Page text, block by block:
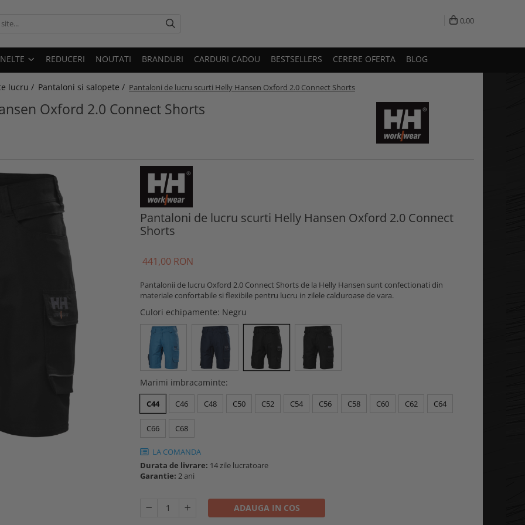
0,00
REDUCERI NOUTATI BRANDURI CARDURI CADOU BESTSELLERS CERERE OFERTA BLOG
lucru / Pantaloni si salopete / Pantaloni de lucru scurti Helly Hansen Oxford 2.0 Connect Shorts
Oxford 2.0 Connect Shorts
Pantaloni de lucru scurti Helly Hansen Oxford 2.0 Connect
Shorts
441,00 RON
Pantalonii de lucru Oxford 2.0 Connect Shorts de la Helly Hansen sunt confectionati din
materiale confortabile si flexibile pentru lucru in zilele calduroase de vara.
Culori echipamente: Negru
Marimi imbracaminte:
C44 C46 C48 C50 C52 C54 C56 C58 C60 C62 C64
C66 C68
LA COMANDA
Durata de livrare: 14 zile lucratoare
Garantie: 2 ani
ADAUGA IN COS